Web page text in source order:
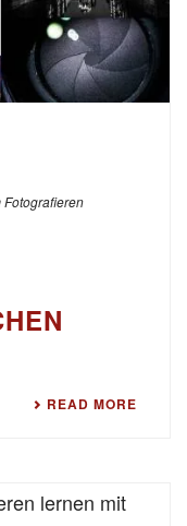
Fotografieren
READ MORE